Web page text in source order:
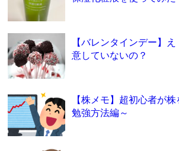
【バレンタインデー】
意していないの？
【株メモ】超初心者が
勉強方法編～